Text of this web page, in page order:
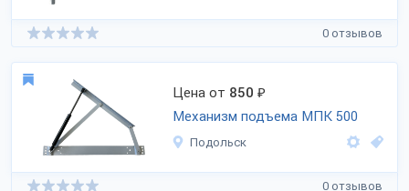
0 отзывов
Цена от 850 ₽
Механизм подъема МПК 500
Подольск
0 отзывов